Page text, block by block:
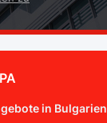
in Bulgarien